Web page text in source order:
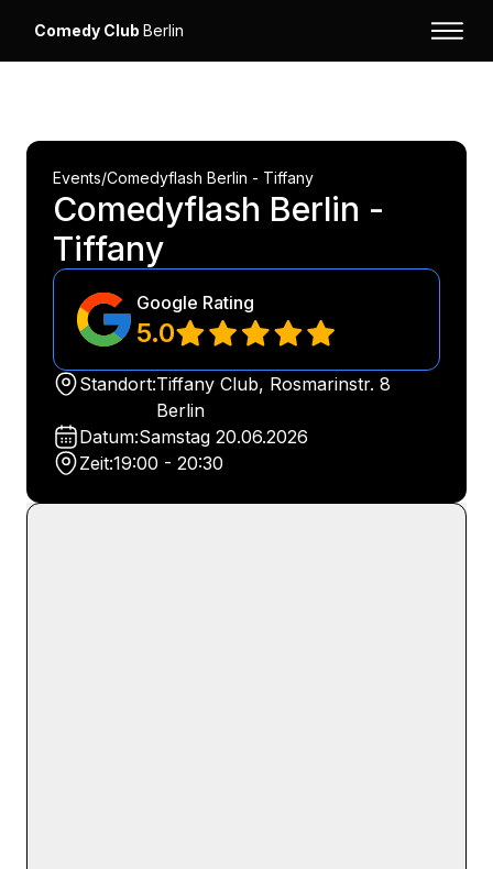
Comedy Club Berlin
Events/Comedyflash Berlin - Tiffany
Comedyflash Berlin -
Tiffany
Google Rating
5.0
Standort:Tiffany Club, Rosmarinstr. 8
Berlin
Datum:Samstag 20.06.2026
Zeit:19:00 - 20:30